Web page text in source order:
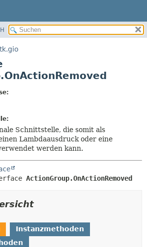
KONSTRUKTOR
METHODE
Schnittstelle, die somit als
Lambdaausdruck oder eine
werden kann.
ActionGroup.OnActionRemoved
Instanzmethoden